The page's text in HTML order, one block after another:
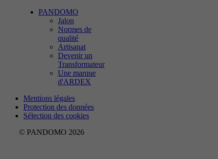
PANDOMO
Jalon
Normes de
qualité
Artisanat
Devenir un
Transformateur
Une marque
d'ARDEX
Mentions légales
Protection des données
Sélection des cookies
© PANDOMO 2026